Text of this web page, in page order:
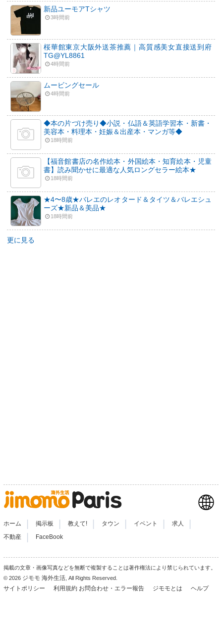
新品ユーモアTシャツ
3時間前
桜華館東京大阪外送茶推薦｜高質感美女直接送到府
TG@YL8861
4時間前
ムービングセール
4時間前
◆本の片づけ売り◆小説・仏語＆英語学習本・新書・
美容本・料理本・妊娠＆出産本・マンガ等◆
18時間前
【福音館書店の名作絵本・外国絵本・知育絵本・児童
書】読み聞かせに最適な人気ロングセラー絵本★
18時間前
★4〜8歳★バレエのレオタード＆タイツ＆バレエシュ
ーズ★新品＆美品★
18時間前
更に見る
ホーム 掲示板 教えて! タウン イベント 求人
不動産 FaceBook
掲載の文章・画像写真などを無断で複製することは著作権法により禁じられています。
© 2026 ジモモ 海外生活 , All Rights Reserved.
サイトポリシー 利用規約 お問合わせ・エラー報告 ジモモとは ヘルプ